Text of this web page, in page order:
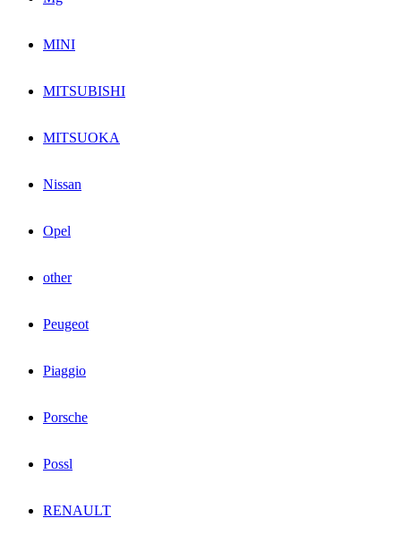
MINI
MITSUBISHI
MITSUOKA
Nissan
Opel
other
Peugeot
Piaggio
Porsche
Possl
RENAULT